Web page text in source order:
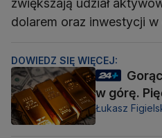
zwiększają udział
dolarem oraz inwestycji w
DOWIEDZ SIĘ WIĘCEJ:
w górę.
Łukasz